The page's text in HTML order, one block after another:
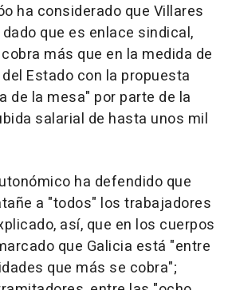
ha considerado que Villares
que es enlace sindical,
más que en la medida de
Estado con la propuesta
de la mesa" por parte de la
salarial de hasta unos mil
ha defendido que
a "todos" los trabajadores
así, que en los cuerpos
que Galicia está "entre
que más se cobra";